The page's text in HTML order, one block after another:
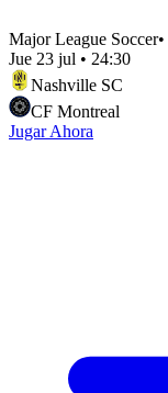
Major League Soccer•
Jue 23 jul • 24:30
Nashville SC
CF Montreal
Jugar Ahora